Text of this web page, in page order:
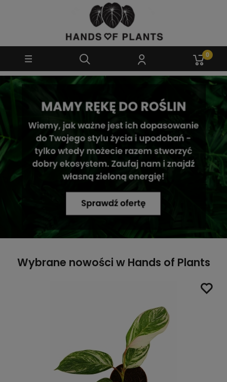
Wybrane nowości w Hands of Plants